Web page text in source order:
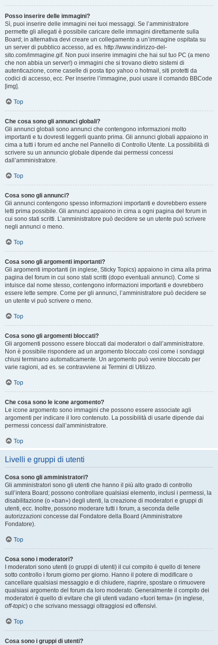
Posso inserire delle immagini?
Sì, puoi inserire delle immagini nei tuoi messaggi. Se l’amministratore
permette gli allegati è possibile caricare delle immagini direttamente sulla
Board; in alternativa devi creare un collegamento a un’immagine ospitata su
un server di pubblico accesso, ad es. http://www.indirizzo-del-
sito.com/immagine.gif. Non puoi inserire immagini che hai sul tuo PC (a meno
che non abbia un server!) o immagini che si trovano dietro sistemi di
autenticazione, come caselle di posta tipo yahoo o hotmail, siti protetti da
codici di accesso, ecc. Per inserire l’immagine, puoi usare il comando BBCode
[img].
Top
Che cosa sono gli annunci globali?
Gli annunci globali sono annunci che contengono informazioni molto
importanti e tu dovresti leggerli quanto prima. Gli annunci globali appaiono in
cima a tutti i forum ed anche nel Pannello di Controllo Utente. La possibilità di
scrivere su un annuncio globale dipende dai permessi concessi
dall’amministratore.
Top
Cosa sono gli annunci?
Gli annunci contengono spesso informazioni importanti e dovrebbero essere
letti prima possibile. Gli annunci appaiono in cima a ogni pagina del forum in
cui sono stati scritti. L’amministratore può decidere se un utente può scrivere
negli annunci o meno.
Top
Cosa sono gli argomenti importanti?
Gli argomenti importanti (in inglese, Sticky Topics) appaiono in cima alla prima
pagina del forum in cui sono stati scritti (dopo eventuali annunci). Come si
intuisce dal nome stesso, contengono informazioni importanti e dovrebbero
essere lette sempre. Come per gli annunci, l’amministratore può decidere se
un utente vi può scrivere o meno.
Top
Cosa sono gli argomenti bloccati?
Gli argomenti possono essere bloccati dai moderatori o dall’amministratore.
Non è possibile rispondere ad un argomento bloccato così come i sondaggi
chiusi terminano automaticamente. Un argomento può venire bloccato per
varie ragioni, ad es. se contravviene ai Termini di Utilizzo.
Top
Che cosa sono le icone argomento?
Le icone argomento sono immagini che possono essere associate agli
argomenti per indicare il loro contenuto. La possibilità di usarle dipende dai
permessi concessi dall’amministratore.
Top
Livelli e gruppi di utenti
Cosa sono gli amministratori?
Gli amministratori sono gli utenti che hanno il più alto grado di controllo
sull’intera Board; possono controllare qualsiasi elemento, inclusi i permessi, la
disabilitazione (o «ban») degli utenti, la creazione di moderatori e gruppi di
utenti, ecc. Inoltre, possono moderare tutti i forum, a seconda delle
autorizzazioni concesse dal Fondatore della Board (Amministratore
Fondatore).
Top
Cosa sono i moderatori?
I moderatori sono utenti (o gruppi di utenti) il cui compito è quello di tenere
sotto controllo i forum giorno per giorno. Hanno il potere di modificare o
cancellare qualsiasi messaggio e di chiudere, riaprire, spostare o rimuovere
qualsiasi argomento del forum da loro moderato. Generalmente il compito dei
moderatori è quello di evitare che gli utenti vadano «fuori tema» (in inglese,
off-topic) o che scrivano messaggi oltraggiosi ed offensivi.
Top
Cosa sono i gruppi di utenti?